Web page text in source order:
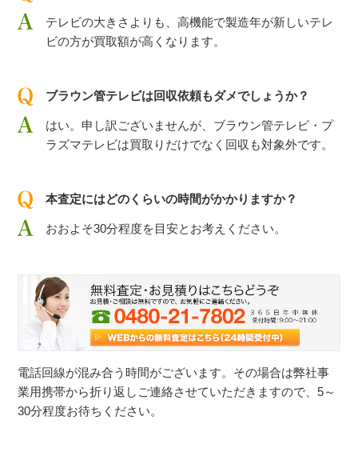
テレビの大きさよりも、高機能で製造年が新しいテレ
ビの方が買取額が高くなります。
ブラウン管テレビは回収依頼もダメでしょうか？
はい。申し訳ございませんが、ブラウン管テレビ・プ
ラズマテレビは買取りだけでなく回収も対象外です。
本査定にはどのくらいの時間がかかりますか？
おおよそ30分程度を目安とお考えください。
電話回線が混み合う時間がございます。その場合は弊社事
業用携帯から折り返しご連絡させていただきますので、5～
30分程度お待ちください。